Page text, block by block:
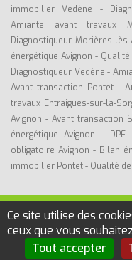
immobilier Vedène -
Amiante avant travaux
Diagnostiqueur Morières-lès-
énergétique Avignon -
Diagnostiqueur Vedène -
Avant transaction Pontet -
travaux Entraigues-sur-la-
Avignon - Avant transaction
énergétique Avignon -
obligatoire Avignon - Bilan
immobilier Pontet- Qualité
©DIGITIMMO EXPERTISES -
805 -Mentions
Ce site utilise des
ceux que vous
Tout accepter